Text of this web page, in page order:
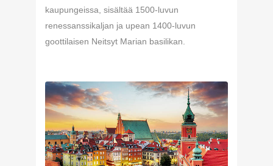
kaupungeissa, sisältää 1500-luvun
renessanssikaljan ja upean 1400-luvun
goottilaisen Neitsyt Marian basilikan.